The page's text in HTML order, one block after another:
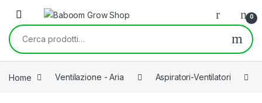
Skip to navigation
Skip to content
0
Cerca:
Home Ventilazione - Aria Aspiratori-Ventilatori